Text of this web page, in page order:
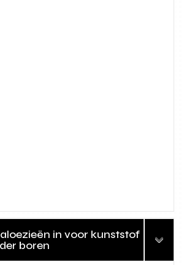
in voor kunststof
boren